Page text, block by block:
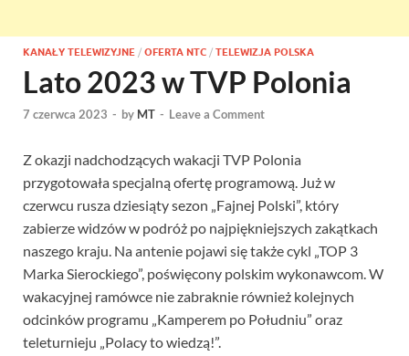
KANAŁY TELEWIZYJNE / OFERTA NTC / TELEWIZJA POLSKA
Lato 2023 w TVP Polonia
7 czerwca 2023 - by MT - Leave a Comment
Z okazji nadchodzących wakacji TVP Polonia
przygotowała specjalną ofertę programową. Już w
czerwcu rusza dziesiąty sezon „Fajnej Polski”, który
zabierze widzów w podróż po najpiękniejszych zakątkach
naszego kraju. Na antenie pojawi się także cykl „TOP 3
Marka Sierockiego”, poświęcony polskim wykonawcom. W
wakacyjnej ramówce nie zabraknie również kolejnych
odcinków programu „Kamperem po Południu” oraz
teleturnieju „Polacy to wiedzą!”.